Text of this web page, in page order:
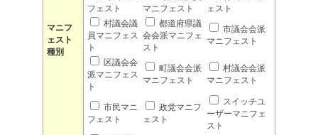
マニフ
ェスト
種別
フェスト
マニフェスト
ェスト
村議会議
員マニフェス
ト
都道府県議
会会派マニフェ
スト
市議会会派
マニフェスト
区議会会
派マニフェス
ト
町議会会派
マニフェスト
村議会会派
マニフェスト
市民マニ
フェスト
政党マニフ
ェスト
スイッチユ
ーザーマニフェ
スト